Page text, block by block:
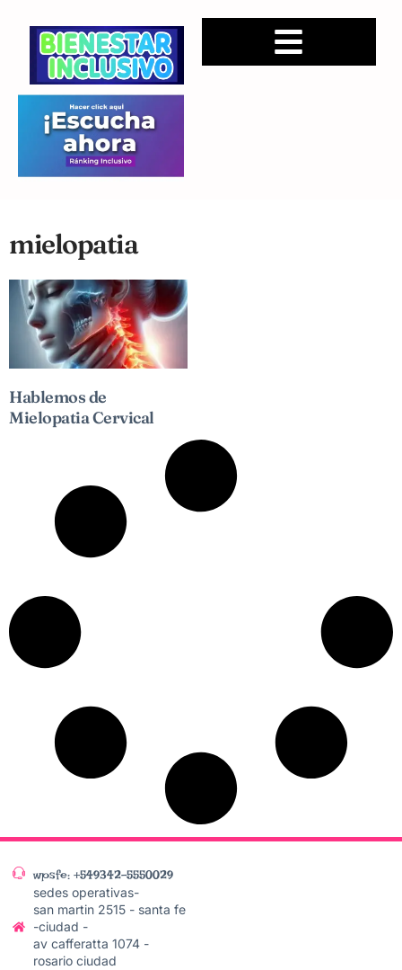
mielopatia
Hablemos de
Mielopatia Cervical
wpsfe: +549342-5550029
sedes operativas-
san martin 2515 - santa fe
-ciudad -
av cafferatta 1074 -
rosario ciudad